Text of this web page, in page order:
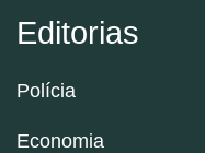
Editorias
Polícia
Economia